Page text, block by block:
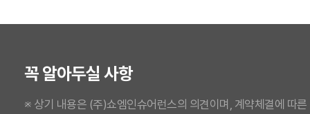
꼭 알아두실 사항
※ 상기 내용은 (주)쇼엠인슈어런스의 의견이며, 계약체결에 따